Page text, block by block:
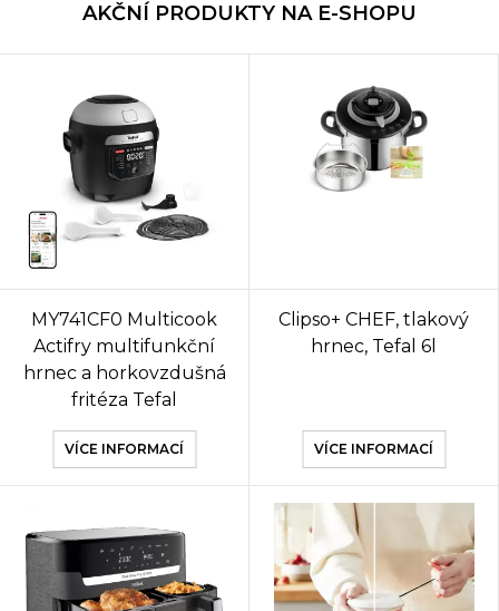
AKČNÍ PRODUKTY NA E-SHOPU
MY741CF0 Multicook
Actifry multifunkční
hrnec a horkovzdušná
fritéza Tefal
VÍCE INFORMACÍ
Clipso+ CHEF, tlakový
hrnec, Tefal 6l
VÍCE INFORMACÍ